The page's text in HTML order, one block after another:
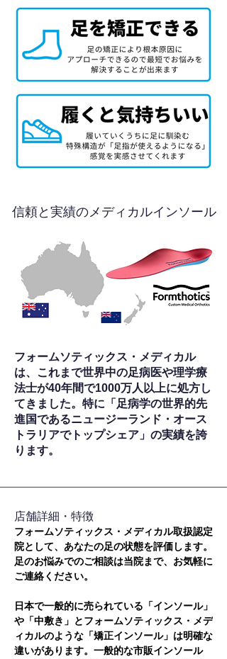
信頼と実績のメディカルインソール
フォームソティックス・メディカル
は、これまで世界中の足病医や理学療
法士が40年間で1000万人以上に処方し
てきました。特に「足病学の世界的先
進国であるニュージーランド・オース
トラリアでトップシェア」の実績を誇
ります。
​店舗詳細・特徴
フォームソティックス・メディカル取扱認定
院として、あなたの足の状態を評価します。
足のお悩みでのご相談は当院まで、お気軽に
ご連絡ください。
日本で一般的に売られている「インソール」
や「中敷き」とフォームソティックス・メデ
ィカルのような「矯正インソール」は明確な
違いがあります。一般的な市販インソール